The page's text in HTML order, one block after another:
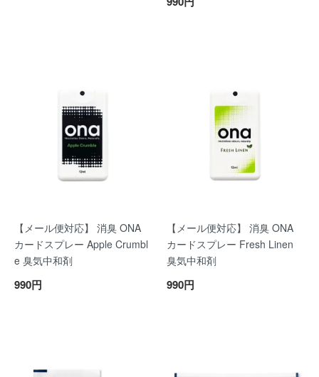
【メール便対応】 消臭 ONA
カードスプレー Apple Crumbl
e 臭気中和剤
990円
【メール便対応】 消臭 ONA
カードスプレー Fresh Linen
臭気中和剤
990円